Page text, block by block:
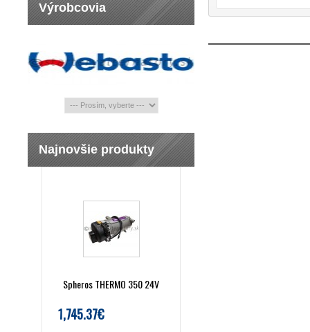
Výrobcovia
Najnovšie produkty
Spheros THERMO 350 24V
1,745.37€